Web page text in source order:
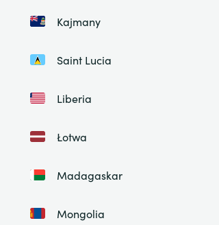
Kajmany
Saint Lucia
Liberia
Łotwa
Madagaskar
Mongolia